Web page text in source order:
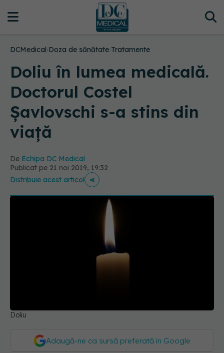
DCMedical›Doza de sănătate›Tratamente
Doliu în lumea medicală.
Doctorul Costel
Șavlovschi s-a stins din
viață
De Echipa DC Medical
Publicat pe 21 noi 2019, 19:32
Distribuie acest articol
Doliu
Adaugă-ne ca sursă preferată în Google